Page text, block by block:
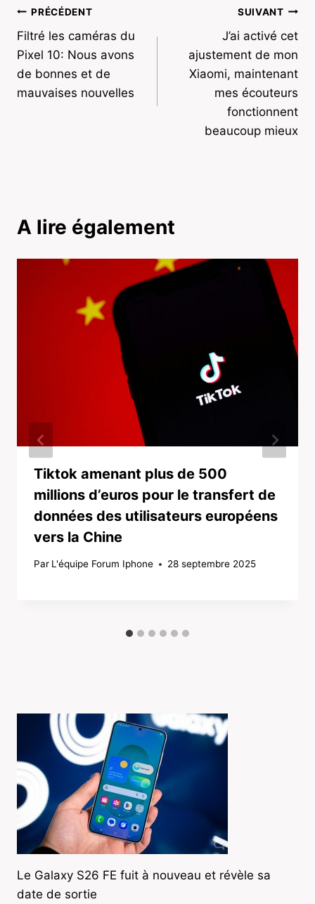
Navigation
de
l’article
PRÉCÉDENT
Filtré les caméras du
Pixel 10: Nous avons
de bonnes et de
mauvaises nouvelles
SUIVANT
J’ai activé cet
ajustement de mon
Xiaomi, maintenant
mes écouteurs
fonctionnent
beaucoup mieux
A lire également
Tiktok amenant plus de 500
millions d’euros pour le transfert de
données des utilisateurs européens
vers la Chine
Par L'équipe Forum Iphone 28 septembre 2025
Le Galaxy S26 FE fuit à nouveau et révèle sa
date de sortie